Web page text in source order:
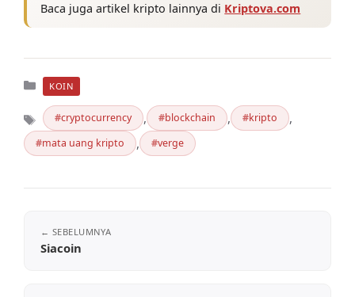
Baca juga artikel kripto lainnya di Kriptova.com
Kategori
KOIN
Tag
cryptocurrency , blockchain , kripto ,
mata uang kripto , verge
Siacoin